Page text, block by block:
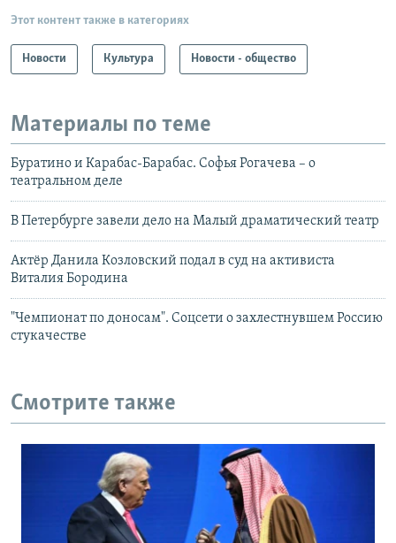
Этот контент также в категориях
Новости Культура Новости - общество
Материалы по теме
Буратино и Карабас-Барабас. Софья Рогачева – о
театральном деле
В Петербурге завели дело на Малый драматический театр
Актёр Данила Козловский подал в суд на активиста
Виталия Бородина
"Чемпионат по доносам". Соцсети о захлестнувшем Россию
стукачестве
Смотрите также